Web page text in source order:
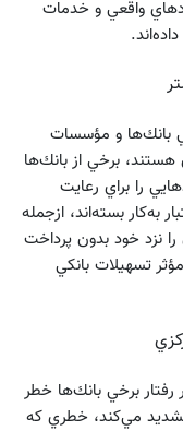
واقعي و خدمات
بانك‌ها و مؤسسات
هستند، برخي از بانك‌ها
را براي رعايت
به‌كار بسته‌اند، ازجمله
نزد خود بدون پرداخت
تسهيلات بانكي
برخي بانك‌ها خطر
مي‌كند، خطري كه